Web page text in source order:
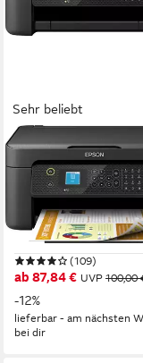
Sehr beliebt
EPSON
WF-2910DWF
Multifunktionsdrucker
5760 x 1440 dpi Auflösung
1200 x 2400 dpi
Tintendruck
(109)
ab 87,84 € UVP 100,00
-12%
lieferbar - am nächsten
bei dir